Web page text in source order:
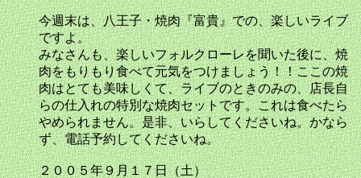
今週末は、八王子・焼肉『富貴』での、楽しいライブ
ですよ。
みなさんも、楽しいフォルクローレを聞いた後に、焼
肉をもりもり食べて元気をつけましょう！！ここの焼
肉はとても美味しくて、ライブのときのみの、店長自
らの仕入れの特別な焼肉セットです。これは食べたら
やめられません。是非、いらしてくださいね。かなら
ず、電話予約してくださいね。
２００５年９月１７日（土）